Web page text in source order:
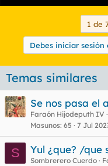
1 de
Debes iniciar
Temas similares
Se nos pasa el
Faraón Hijodeputh IV
Masunos 65 7 Jul
S Yul ¿que? /que
Sombrerero Cuerdo